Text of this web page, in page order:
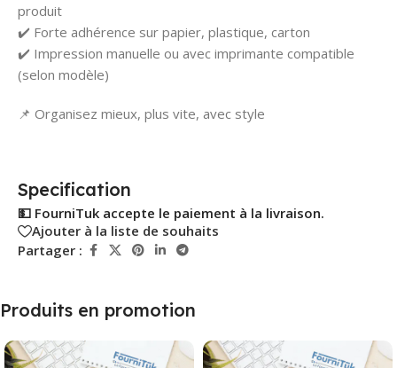
produit
✔️ Forte adhérence sur papier, plastique, carton
✔️ Impression manuelle ou avec imprimante compatible
(selon modèle)
📌 Organisez mieux, plus vite, avec style
Specification
💵 FourniTuk accepte le paiement à la livraison.
Ajouter à la liste de souhaits
Partager :
Produits en promotion